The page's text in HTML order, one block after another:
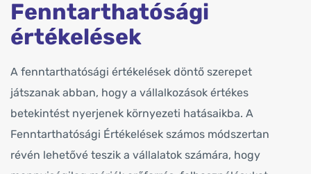
Fenntarthatósági
értékelések
A fenntarthatósági értékelések döntő szerepet
játszanak abban, hogy a vállalkozások értékes
betekintést nyerjenek környezeti hatásaikba. A
Fenntarthatósági Értékelések számos módszertan
révén lehetővé teszik a vállalatok számára, hogy